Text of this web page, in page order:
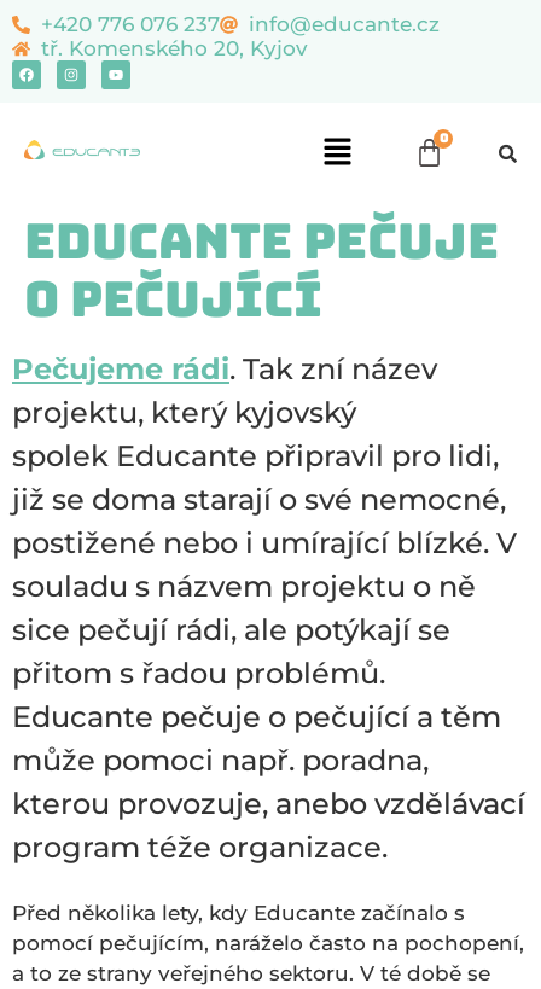
content
+420 776 076 237
info@educante.cz
tř. Komenského 20, Kyjov
Educante pečuje
o pečující
Pečujeme rádi. Tak zní název
projektu, který kyjovský
spolek Educante připravil pro lidi,
již se doma starají o své nemocné,
postižené nebo i umírající blízké. V
souladu s názvem projektu o ně
sice pečují rádi, ale potýkají se
přitom s řadou problémů.
Educante pečuje o pečující a těm
může pomoci např. poradna,
kterou provozuje, anebo vzdělávací
program téže organizace.
Před několika lety, kdy Educante začínalo s
pomocí pečujícím, naráželo často na pochopení,
a to ze strany veřejného sektoru. V té době se